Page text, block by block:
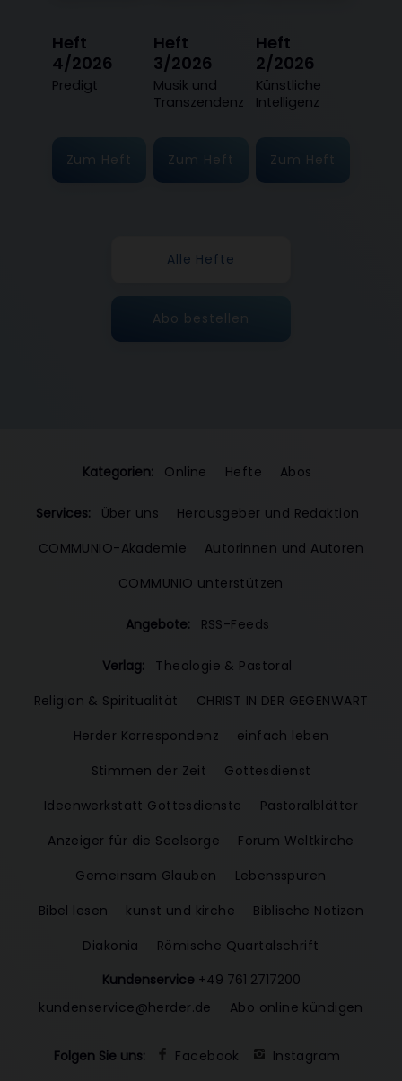
Heft
4/2026
:
Predigt
Zum Heft
Heft
3/2026
:
Musik und
Transzendenz
Zum Heft
Heft
2/2026
:
Künstliche
Intelligenz
Zum Heft
Alle Hefte
Abo bestellen
Kategorien: Online Hefte Abos
Services: Über uns
Herausgeber und Redaktion
COMMUNIO-Akademie
Autorinnen und Autoren
COMMUNIO unterstützen
Angebote: RSS-Feeds
Verlag:
Theologie & Pastoral
Religion & Spiritualität
CHRIST IN DER GEGENWART
Herder Korrespondenz
einfach leben
Stimmen der Zeit
Gottesdienst
Ideenwerkstatt Gottesdienste
Pastoralblätter
Anzeiger für die Seelsorge
Forum Weltkirche
Gemeinsam Glauben
Lebensspuren
Bibel lesen
kunst und kirche
Biblische Notizen
Diakonia
Römische Quartalschrift
Kundenservice +49 761 2717200
kundenservice@herder.de
Abo online kündigen
Folgen Sie uns: Facebook Instagram